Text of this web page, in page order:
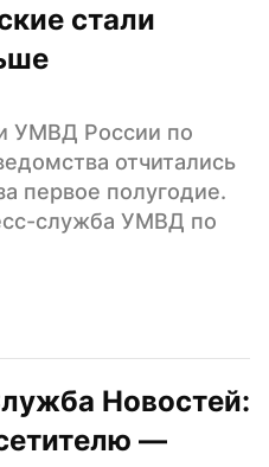
стали
УМВД России по
отчитались
первое полугодие.
служба УМВД по
Новостей:
—